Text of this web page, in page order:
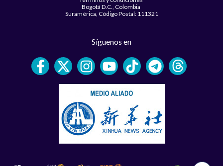
Bogotá D.C., Colombia
Suramérica, Código Postal: 111321
Síguenos en